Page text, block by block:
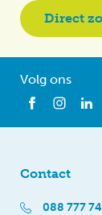
Direct
Volg ons
Contact
088 777